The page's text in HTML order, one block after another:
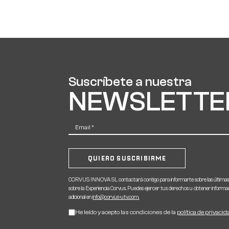
Suscríbete a nuestra
CORVUS INNOVA SL contactará contigo para informarte sobre las
sobre la Experiencia Corvus. Puedes ejercer tus derechos u obtener
adicional eninfo@corvus-utv.com.
He leído y acepto las condiciones de la política de